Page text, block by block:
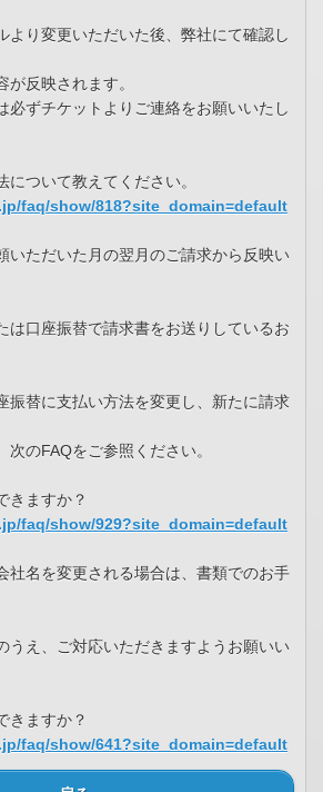
より変更いただいた後、弊社にて確認し
反映されます。
ずチケットよりご連絡をお願いいたし
ついて教えてください。
faq/show/818?site_domain=default
いただいた月の翌月のご請求から反映い
は口座振替で請求書をお送りしているお
替に支払い方法を変更し、新たに請求
のFAQをご参照ください。
ますか？
faq/show/929?site_domain=default
社名を変更される場合は、書類でのお手
うえ、ご対応いただきますようお願いい
ますか？
faq/show/641?site_domain=default